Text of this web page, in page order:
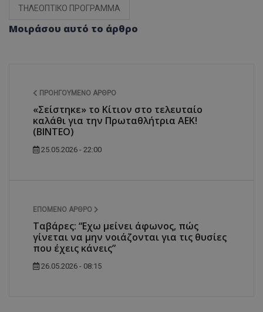
ΤΗΛΕΟΠΤΙΚΟ ΠΡΟΓΡΑΜΜΑ
Μοιράσου αυτό το άρθρο
ΠΡΟΗΓΟΎΜΕΝΟ ΆΡΘΡΟ
«Σείστηκε» το Κίτιον στο τελευταίο
καλάθι για την Πρωταθλήτρια ΑΕΚ!
(ΒΙΝΤΕΟ)
25.05.2026 - 22:00
ΕΠΌΜΕΝΟ ΆΡΘΡΟ
Ταβάρες: “Εχω μείνει άφωνος, πώς
γίνεται να μην νοιάζονται για τις θυσίες
που έχεις κάνεις”
26.05.2026 - 08:15